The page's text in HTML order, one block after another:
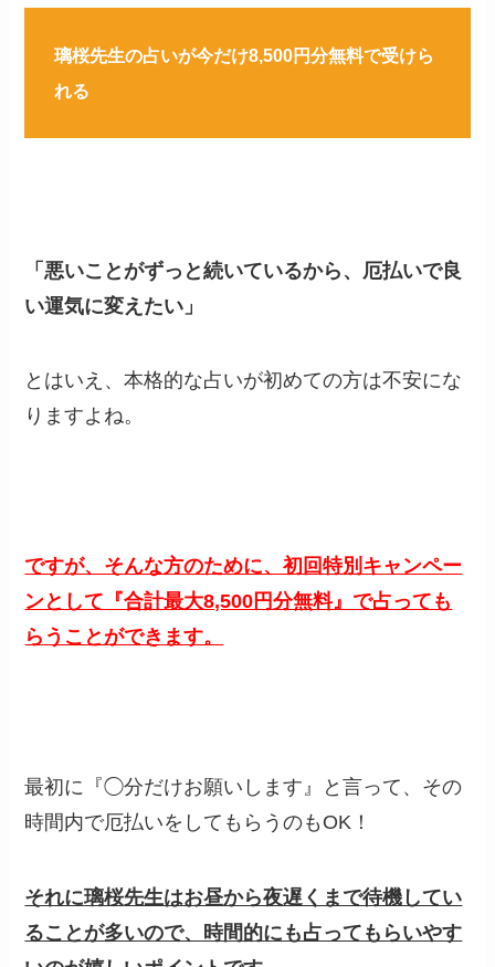
璃桜先生の占いが今だけ8,500円分無料で受けら
れる
「悪いことがずっと続いているから、厄払いで良
い運気に変えたい」
とはいえ、本格的な占いが初めての方は不安にな
りますよね。
ですが、そんな方のために、初回特別キャンペー
ンとして『合計最大8,500円分無料』で占っても
らうことができます。
最初に『◯分だけお願いします』と言って、その
時間内で厄払いをしてもらうのもOK！
それに璃桜先生はお昼から夜遅くまで待機してい
ることが多いので、時間的にも占ってもらいやす